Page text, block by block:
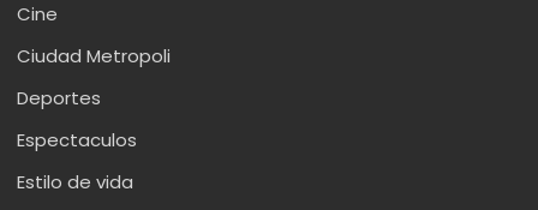
Cine
Ciudad Metropoli
Deportes
Espectaculos
Estilo de vida